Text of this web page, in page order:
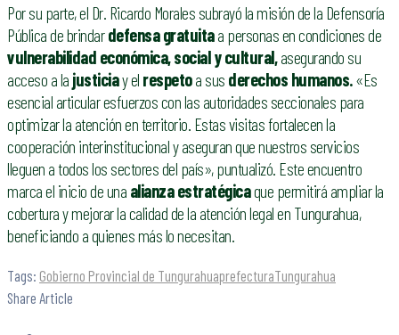
Por su parte, el Dr. Ricardo Morales subrayó la misión de la Defensoría
Pública de brindardefensa gratuitaa personas en condiciones de
vulnerabilidad económica, social y cultural,asegurando su
acceso a la justiciay el respetoa sus derechos humanos.«Es
esencial articular esfuerzos con las autoridades seccionales para
optimizar la atención en territorio. Estas visitas fortalecen la
cooperación interinstitucional y aseguran que nuestros servicios
lleguen a todos los sectores del país», puntualizó. Este encuentro
marca el inicio de una alianza estratégicaque permitirá ampliar la
cobertura y mejorar la calidad de la atención legal en Tungurahua,
beneficiando a quienes más lo necesitan.
Tags: Gobierno Provincial de TungurahuaprefecturaTungurahua
Share Article